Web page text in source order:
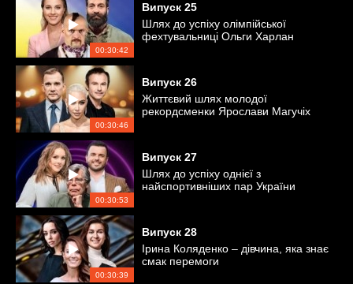
00:30:42
Випуск 25
Шлях до успіху олімпійської
фехтувальниці Ольги Харлан
00:30:46
Випуск 26
Життєвий шлях молодої
рекордсменки Ярослави Магучіх
00:30:53
Випуск 27
Шлях до успіху однієї з
найспортивніших пар України
00:30:39
Випуск 28
Ірина Коляденко – дівчина, яка знає
смак перемоги